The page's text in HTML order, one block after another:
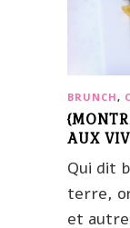
BRUNCH,
AUX
Qui dit
terre,
et